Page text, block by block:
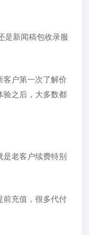
是新闻稿包收录服
户第一次了解价
验之后，大多数都
老客户续费特别
前充值，很多代付